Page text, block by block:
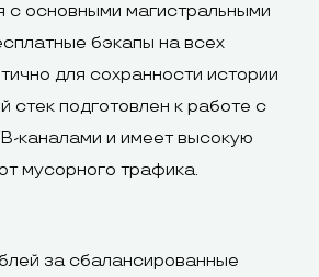
с основными магистральными
бэкапы на всех
для сохранности истории
стек подготовлен к работе с
каналами и имеет высокую
мусорного трафика.
за сбалансированные